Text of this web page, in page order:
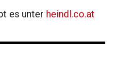
es unter heindl.co.at